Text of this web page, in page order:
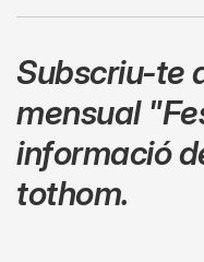
Subscriu-te
mensual
informació
tothom.